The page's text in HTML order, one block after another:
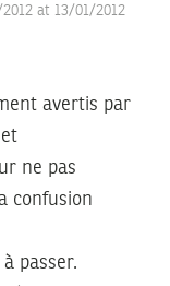
at 13/01/2012
avertis par
ne pas
confusion
passer.